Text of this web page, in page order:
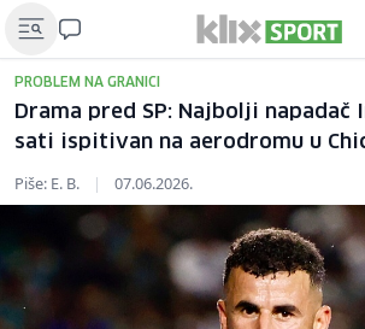
PROBLEM NA GRANICI
Drama pred SP: Najbolji napadač
sati ispitivan na aerodromu u
Piše: E. B. | 07.06.2026.